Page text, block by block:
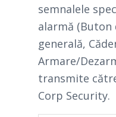
semnalele
alarmă (Buton
generală,
Armare/
transmite
Corp Security.